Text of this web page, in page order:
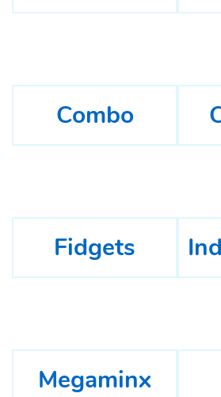
Combo
Fidgets
Megaminx